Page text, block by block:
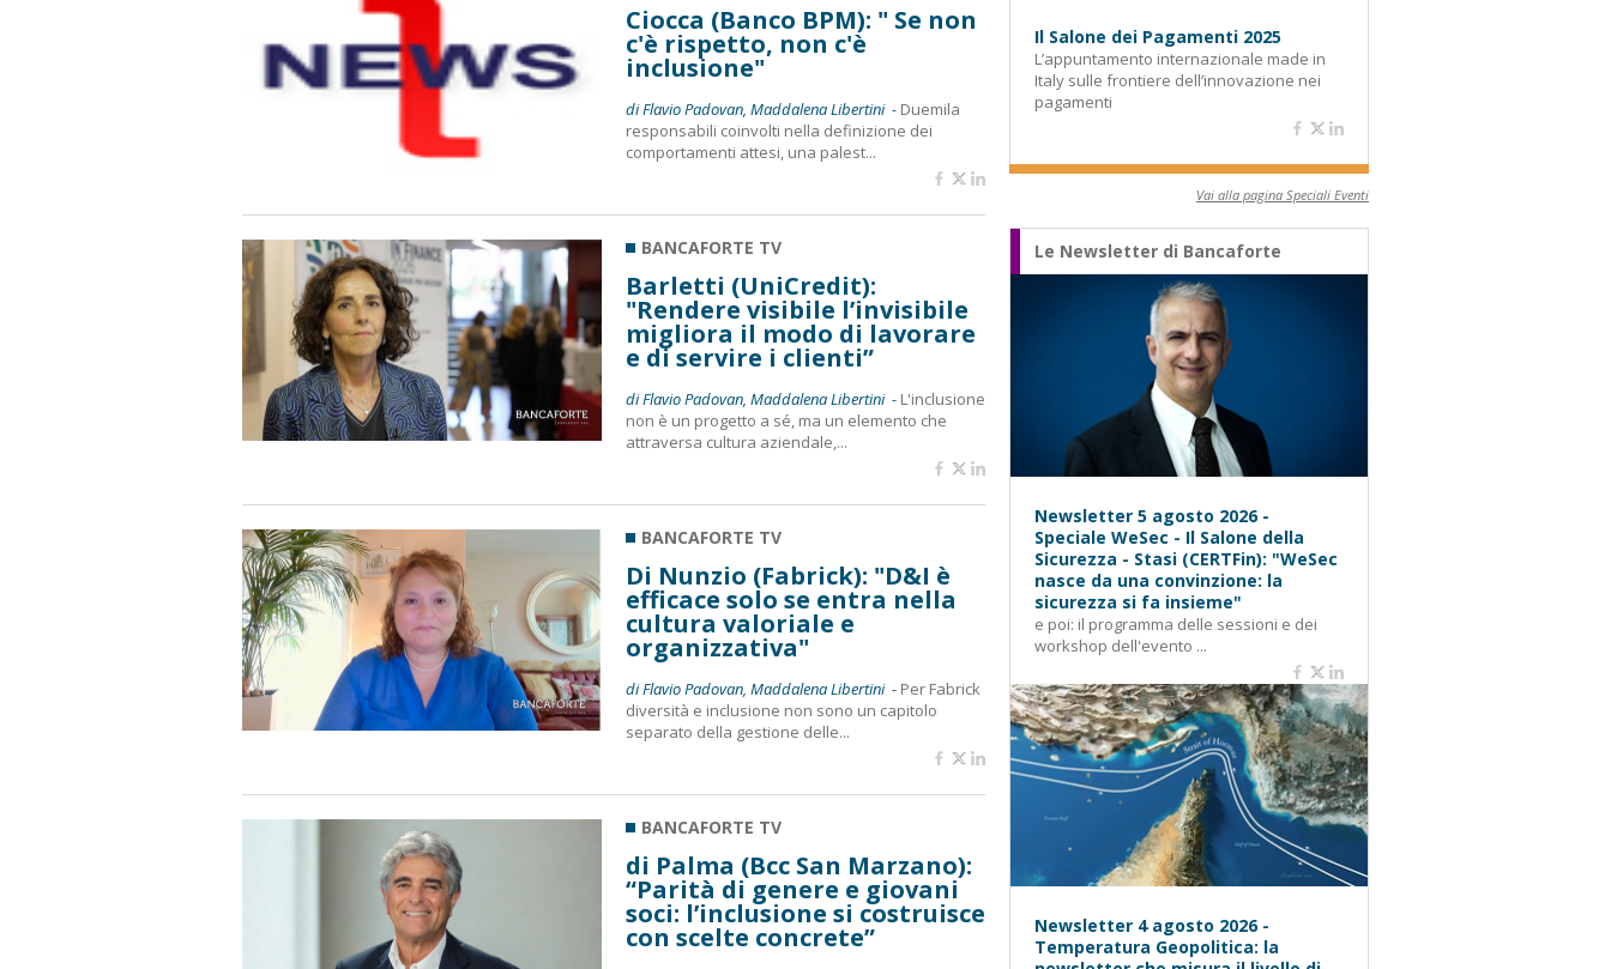
Ciocca (Banco BPM): " Se non
c'è rispetto, non c'è
inclusione"
di Flavio Padovan, Maddalena Libertini - Duemila
responsabili coinvolti nella definizione dei
comportamenti attesi, una palest...
BANCAFORTE TV
Barletti (UniCredit):
"Rendere visibile l’invisibile
migliora il modo di lavorare
e di servire i clienti”
di Flavio Padovan, Maddalena Libertini - L'inclusione
non è un progetto a sé, ma un elemento che
attraversa cultura aziendale,...
BANCAFORTE TV
Di Nunzio (Fabrick): "D&I è
efficace solo se entra nella
cultura valoriale e
organizzativa"
di Flavio Padovan, Maddalena Libertini - Per Fabrick
diversità e inclusione non sono un capitolo
separato della gestione delle...
BANCAFORTE TV
di Palma (Bcc San Marzano):
“Parità di genere e giovani
soci: l’inclusione si costruisce
con scelte concrete”
Il Salone dei Pagamenti 2025
L’appuntamento internazionale made in
Italy sulle frontiere dell’innovazione nei
pagamenti
Vai alla pagina Speciali Eventi
Le Newsletter di Bancaforte
Newsletter 5 agosto 2026 -
Speciale WeSec - Il Salone della
Sicurezza - Stasi (CERTFin): "WeSec
nasce da una convinzione: la
sicurezza si fa insieme"
e poi: il programma delle sessioni e dei
workshop dell'evento ...
Newsletter 4 agosto 2026 -
Temperatura Geopolitica: la